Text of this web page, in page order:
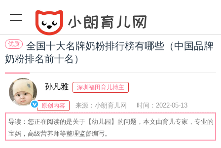
优质
全国十大名牌奶粉排行榜有哪些（中国品牌
奶粉排名前十名）
孙凡雅 深圳福田育儿博主
原创内容 来源：小朗育儿网 时间：2022-05-13
11:32:52 阅读( 收藏：57 分享：63 爆
导读：您正在阅读的是关于【幼儿园】的问题，本文由育儿专家，专业的
宝妈，高级营养师等整理监督编写。